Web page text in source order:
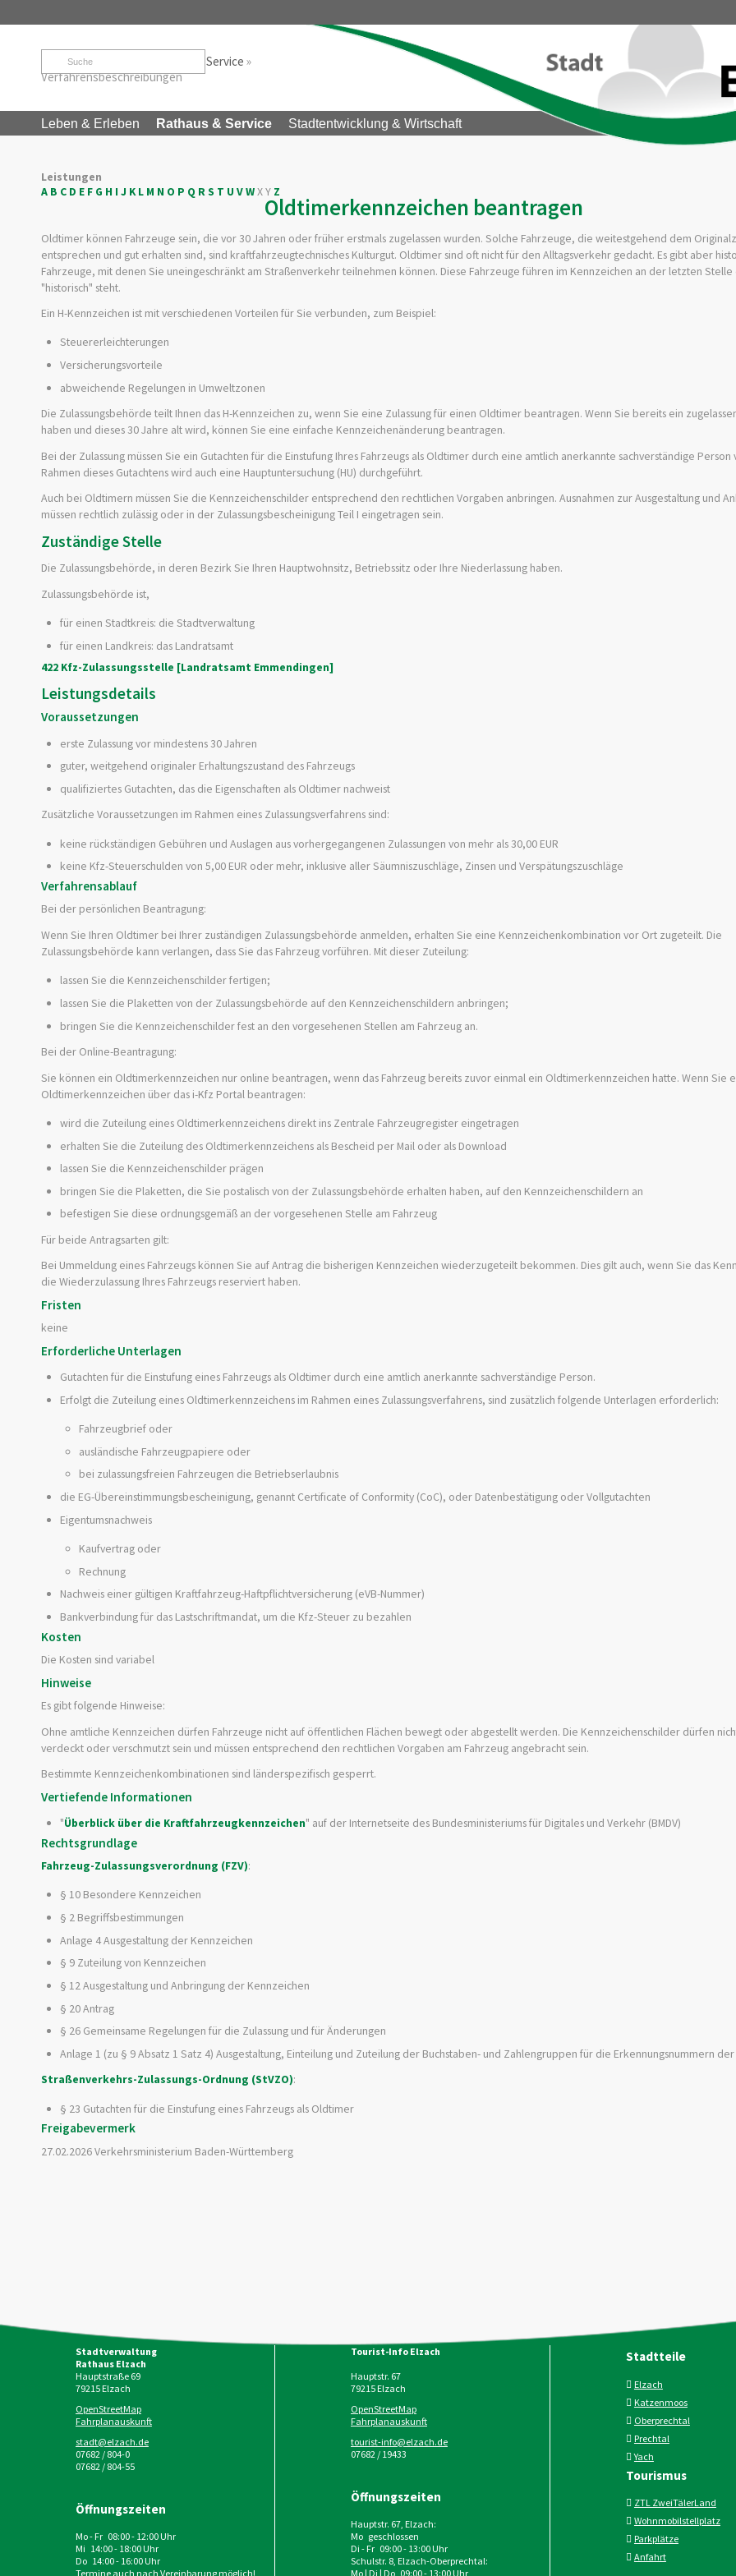
Startseite Service »
Verfahrensbeschreibungen
Leben & Erleben Rathaus & Service Stadtentwicklung & Wirtschaft
Leistungen
A B C D E F G H I J K L M N O P Q RS T U VWXY Z
Oldtimerkennzeichen beantragen
Oldtimer können Fahrzeuge sein, die vor 30 Jahren oder früher erstmals zugelassen wurden. Solche Fahrzeuge, die weitestgehend dem
entsprechen und gut erhalten sind, sind kraftfahrzeugtechnisches Kulturgut. Oldtimer sind oft nicht für den Alltagsverkehr gedacht. Es gibt aber
Fahrzeuge, mit denen Sie uneingeschränkt am Straßenverkehr teilnehmen können. Diese Fahrzeuge führen im Kennzeichen an der letzten Stelle
"historisch" steht.
Ein H-Kennzeichen ist mit verschiedenen Vorteilen für Sie verbunden, zum Beispiel:
Steuererleichterungen
Versicherungsvorteile
abweichende Regelungen in Umweltzonen
Die Zulassungsbehörde teilt Ihnen das H-Kennzeichen zu, wenn Sie eine Zulassung für einen Oldtimer beantragen. Wenn Sie bereits ein
haben und dieses 30 Jahre alt wird, können Sie eine einfache Kennzeichenänderung beantragen.
Bei der Zulassung müssen Sie ein Gutachten für die Einstufung Ihres Fahrzeugs als Oldtimer durch eine amtlich anerkannte sachverständige Person
Rahmen dieses Gutachtens wird auch eine Hauptuntersuchung (HU) durchgeführt.
Auch bei Oldtimern müssen Sie die Kennzeichenschilder entsprechend den rechtlichen Vorgaben anbringen. Ausnahmen zur Ausgestaltung und
müssen rechtlich zulässig oder in der Zulassungsbescheinigung Teil I eingetragen sein.
Zuständige Stelle
Die Zulassungsbehörde, in deren Bezirk Sie Ihren Hauptwohnsitz, Betriebssitz oder Ihre Niederlassung haben.
Zulassungsbehörde ist,
für einen Stadtkreis: die Stadtverwaltung
für einen Landkreis: das Landratsamt
422 Kfz-Zulassungsstelle [Landratsamt Emmendingen]
Leistungsdetails
Voraussetzungen
erste Zulassung vor mindestens 30 Jahren
guter, weitgehend originaler Erhaltungszustand des Fahrzeugs
qualifiziertes Gutachten, das die Eigenschaften als Oldtimer nachweist
Zusätzliche Voraussetzungen im Rahmen eines Zulassungsverfahrens sind:
keine rückständigen Gebühren und Auslagen aus vorhergegangenen Zulassungen von mehr als 30,00 EUR
keine Kfz-Steuerschulden von 5,00 EUR oder mehr, inklusive aller Säumniszuschläge, Zinsen und Verspätungszuschläge
Verfahrensablauf
Bei der persönlichen Beantragung:
Wenn Sie Ihren Oldtimer bei Ihrer zuständigen Zulassungsbehörde anmelden, erhalten Sie eine Kennzeichenkombination vor Ort zugeteilt. Die
Zulassungsbehörde kann verlangen, dass Sie das Fahrzeug vorführen. Mit dieser Zuteilung:
lassen Sie die Kennzeichenschilder fertigen;
lassen Sie die Plaketten von der Zulassungsbehörde auf den Kennzeichenschildern anbringen;
bringen Sie die Kennzeichenschilder fest an den vorgesehenen Stellen am Fahrzeug an.
Bei der Online-Beantragung:
Sie können ein Oldtimerkennzeichen nur online beantragen, wenn das Fahrzeug bereits zuvor einmal ein Oldtimerkennzeichen hatte. Wenn Sie
Oldtimerkennzeichen über das i-Kfz Portal beantragen:
wird die Zuteilung eines Oldtimerkennzeichens direkt ins Zentrale Fahrzeugregister eingetragen
erhalten Sie die Zuteilung des Oldtimerkennzeichens als Bescheid per Mail oder als Download
lassen Sie die Kennzeichenschilder prägen
bringen Sie die Plaketten, die Sie postalisch von der Zulassungsbehörde erhalten haben, auf den Kennzeichenschildern an
befestigen Sie diese ordnungsgemäß an der vorgesehenen Stelle am Fahrzeug
Für beide Antragsarten gilt:
Bei Ummeldung eines Fahrzeugs können Sie auf Antrag die bisherigen Kennzeichen wiederzugeteilt bekommen. Dies gilt auch, wenn Sie das
die Wiederzulassung Ihres Fahrzeugs reserviert haben.
Fristen
keine
Erforderliche Unterlagen
Gutachten für die Einstufung eines Fahrzeugs als Oldtimer durch eine amtlich anerkannte sachverständige Person.
Erfolgt die Zuteilung eines Oldtimerkennzeichens im Rahmen eines Zulassungsverfahrens, sind zusätzlich folgende Unterlagen erforderlich:
Fahrzeugbrief oder
ausländische Fahrzeugpapiere oder
bei zulassungsfreien Fahrzeugen die Betriebserlaubnis
die EG-Übereinstimmungsbescheinigung, genannt Certificate of Conformity (CoC), oder Datenbestätigung oder Vollgutachten
Eigentumsnachweis
Kaufvertrag oder
Rechnung
Nachweis einer gültigen Kraftfahrzeug-Haftpflichtversicherung (eVB-Nummer)
Bankverbindung für das Lastschriftmandat, um die Kfz-Steuer zu bezahlen
Kosten
Die Kosten sind variabel
Hinweise
Es gibt folgende Hinweise:
Ohne amtliche Kennzeichen dürfen Fahrzeuge nicht auf öffentlichen Flächen bewegt oder abgestellt werden. Die Kennzeichenschilder dürfen
verdeckt oder verschmutzt sein und müssen entsprechend den rechtlichen Vorgaben am Fahrzeug angebracht sein.
Bestimmte Kennzeichenkombinationen sind länderspezifisch gesperrt.
Vertiefende Informationen
"Überblick über die Kraftfahrzeugkennzeichen" auf der Internetseite des Bundesministeriums für Digitales und Verkehr (BMDV)
Rechtsgrundlage
Fahrzeug-Zulassungsverordnung (FZV):
§ 10 Besondere Kennzeichen
§ 2 Begriffsbestimmungen
Anlage 4 Ausgestaltung der Kennzeichen
§ 9 Zuteilung von Kennzeichen
§ 12 Ausgestaltung und Anbringung der Kennzeichen
§ 20 Antrag
§ 26 Gemeinsame Regelungen für die Zulassung und für Änderungen
Anlage 1 (zu § 9 Absatz 1 Satz 4) Ausgestaltung, Einteilung und Zuteilung der Buchstaben- und Zahlengruppen für die Erkennungsnummern
Straßenverkehrs-Zulassungs-Ordnung (StVZO):
§ 23 Gutachten für die Einstufung eines Fahrzeugs als Oldtimer
Freigabevermerk
27.02.2026Verkehrsministerium Baden-Württemberg
Stadtverwaltung
Rathaus Elzach
Hauptstraße 69
79215Elzach
OpenStreetMap
Fahrplanauskunft
stadt@elzach.de
07682 / 804-0
07682 / 804-55
Öffnungszeiten
Mo - Fr 08:00 - 12:00 Uhr
Mi 14:00 - 18:00 Uhr
Do 14:00 - 16:00 Uhr
Termine auch nach Vereinbarung möglich!
Tourist-Info Elzach
Hauptstr. 67
79215Elzach
OpenStreetMap
Fahrplanauskunft
tourist-info@elzach.de
07682 / 19433
Öffnungszeiten
Hauptstr. 67, Elzach:
Mo geschlossen
Di - Fr 09:00 - 13:00 Uhr
Schulstr. 8, Elzach-Oberprechtal:
Mo | Di | Do 09:00 - 13:00 Uhr
Stadtteile
Elzach
Katzenmoos
Oberprechtal
Prechtal
Yach
Tourismus
ZTL ZweiTälerLand
Wohnmobilstellplatz
Parkplätze
Anfahrt